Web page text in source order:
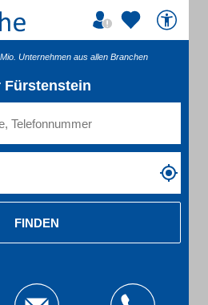
Unternehmen aus allen Branchen
Fürstenstein
FINDEN